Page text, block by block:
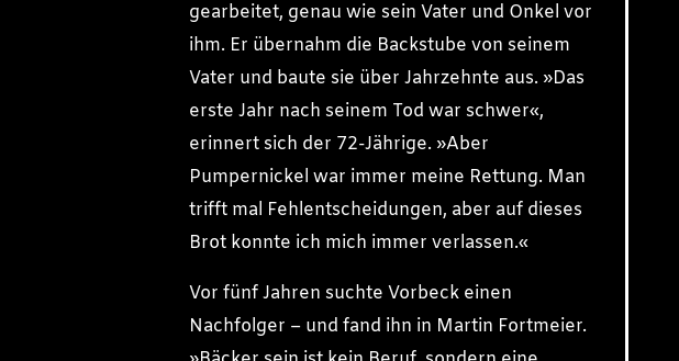
gearbeitet, genau wie sein Vater und Onkel vor
ihm. Er übernahm die Backstube von seinem
Vater und baute sie über Jahrzehnte aus. »Das
erste Jahr nach seinem Tod war schwer«,
erinnert sich der 72-Jährige. »Aber
Pumpernickel war immer meine Rettung. Man
trifft mal Fehlentscheidungen, aber auf dieses
Brot konnte ich mich immer verlassen.«
Vor fünf Jahren suchte Vorbeck einen
Nachfolger – und fand ihn in Martin Fortmeier.